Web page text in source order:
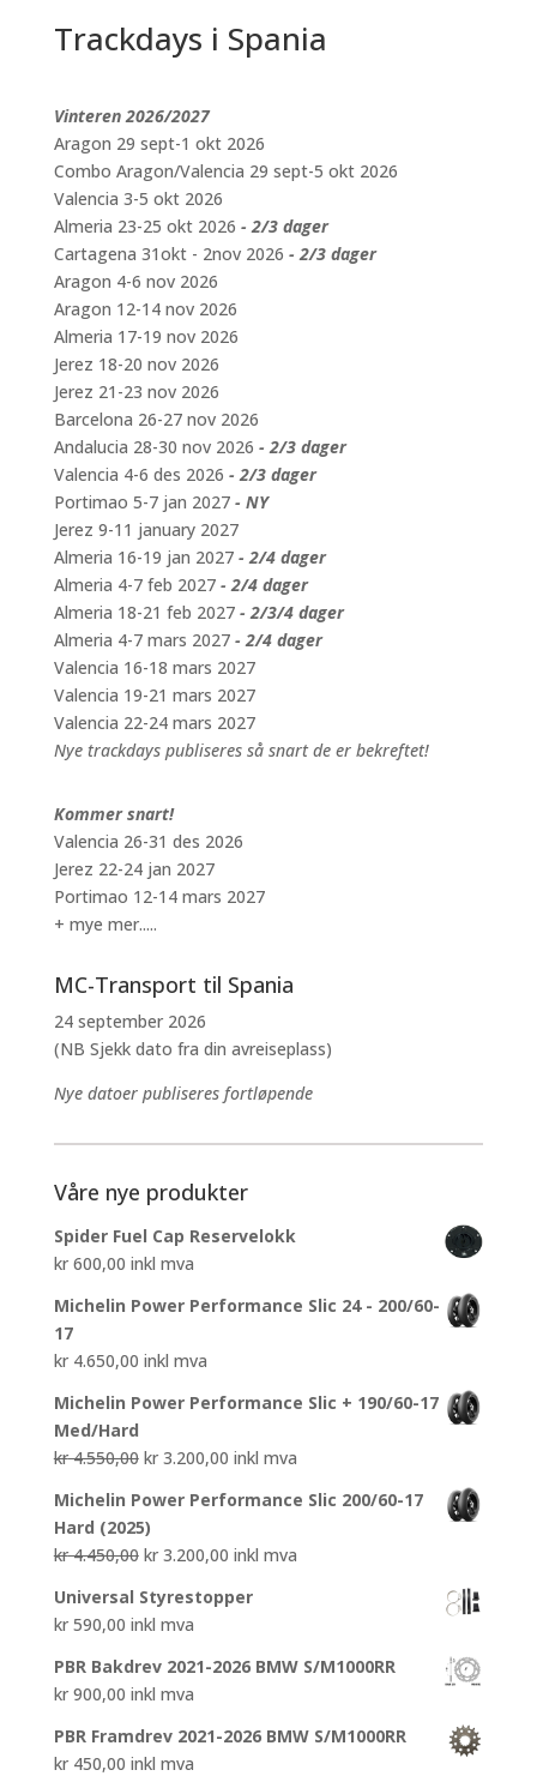
Trackdays i Spania
Vinteren 2026/2027
Aragon 29 sept-1 okt 2026
Combo Aragon/Valencia 29 sept-5 okt 2026
Valencia 3-5 okt 2026
Almeria 23-25 okt 2026 - 2/3 dager
Cartagena 31okt - 2nov 2026 - 2/3 dager
Aragon 4-6 nov 2026
Aragon 12-14 nov 2026
Almeria 17-19 nov 2026
Jerez 18-20 nov 2026
Jerez 21-23 nov 2026
Barcelona 26-27 nov 2026
Andalucia 28-30 nov 2026 - 2/3 dager
Valencia 4-6 des 2026 - 2/3 dager
Portimao 5-7 jan 2027 - NY
Jerez 9-11 january 2027
Almeria 16-19 jan 2027 - 2/4 dager
Almeria 4-7 feb 2027 - 2/4 dager
Almeria 18-21 feb 2027 - 2/3/4 dager
Almeria 4-7 mars 2027 - 2/4 dager
Valencia 16-18 mars 2027
Valencia 19-21 mars 2027
Valencia 22-24 mars 2027
Nye trackdays publiseres så snart de er bekreftet!
Kommer snart!
Valencia 26-31 des 2026
Jerez 22-24 jan 2027
Portimao 12-14 mars 2027
+ mye mer.....
MC-Transport til Spania
24 september 2026
(NB Sjekk dato fra din avreiseplass)
Nye datoer publiseres fortløpende
Våre nye produkter
Spider Fuel Cap Reservelokk
kr600,00 inkl mva
Michelin Power Performance Slic 24 - 200/60-
17
kr4.650,00 inkl mva
Michelin Power Performance Slic + 190/60-17
Med/Hard
kr4.550,00 Opprinnelig
var:
kr 4.550,00.
kr3.200,00Nåværende
er:
inkl mva
Michelin Power Performance Slic 200/60-17
Hard (2025)
kr4.450,00 Opprinnelig
var:
kr 4.450,00.
kr3.200,00Nåværende
er:
inkl mva
Universal Styrestopper
kr590,00 inkl mva
PBR Bakdrev 2021-2026 BMW S/M1000RR
kr900,00 inkl mva
PBR Framdrev 2021-2026 BMW S/M1000RR
kr450,00 inkl mva